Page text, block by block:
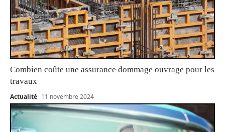
Combien coûte une assurance dommage ouvrage pour les
travaux
Actualité 11 novembre 2024